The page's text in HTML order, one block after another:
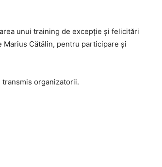
unui training de excepție și felicitări
Cătălin, pentru participare și
transmis organizatorii.